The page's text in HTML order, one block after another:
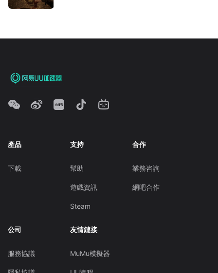
產品
下載
支持
幫助
遊戲資訊
Steam
合作
業務咨詢
網吧合作
公司
服務協議
友情鏈接
MuMu模擬器